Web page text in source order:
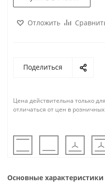
Отложить
Поделиться
Цена действительна только
отличаться от цен в
Основные характеристики